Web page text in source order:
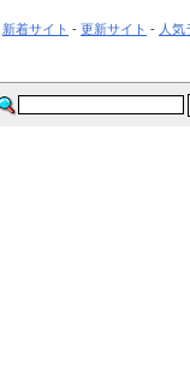
新着サイト - 更新サイト - 人